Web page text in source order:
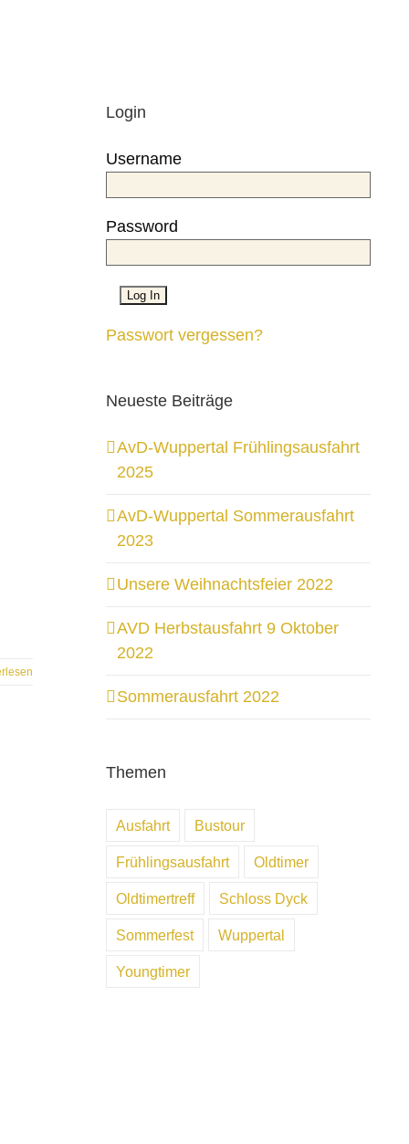
Login
Username
Password
Passwort vergessen?
Neueste Beiträge
AvD-Wuppertal Frühlingsausfahrt
2025
AvD-Wuppertal Sommerausfahrt
2023
Unsere Weihnachtsfeier 2022
AVD Herbstausfahrt 9 Oktober
2022
Sommerausfahrt 2022
Themen
Ausfahrt Bustour
Frühlingsausfahrt Oldtimer
Oldtimertreff Schloss Dyck
Sommerfest Wuppertal
Youngtimer